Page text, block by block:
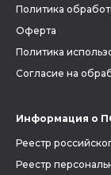
Политика
Оферта
Политика
Согласие на
Информация о
Реестр
Реестр